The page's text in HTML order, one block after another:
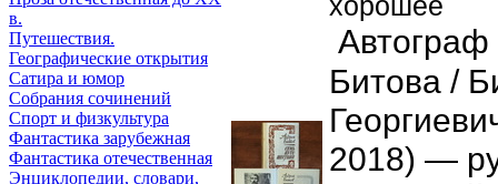
в.
Путешествия.
Географические открытия
Сатира и юмор
Собрания сочинений
Спорт и физкультура
Фантастика зарубежная
Фантастика отечественная
Энциклопедии, cловари,
Битова /
2018) —